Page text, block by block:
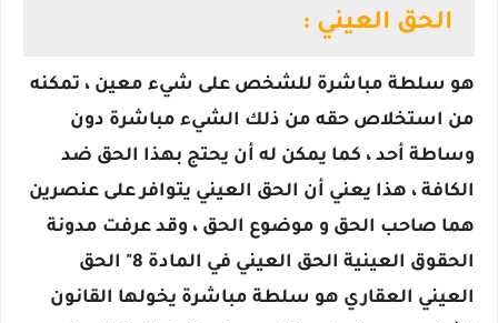
الحق العيني :
هو سلطة مباشرة للشخص على شيء معين ، تمكنه
من استخلاص حقه من ذلك الشيء مباشرة دون
وساطة أحد ، كما يمكن له أن يحتج بهذا الحق ضد
الكافة ، هذا يعني أن الحق العيني يتوافر على عنصرين
هما صاحب الحق و موضوع الحق ، وقد عرفت مدونة
الحقوق العينية الحق العيني في المادة 8" الحق
العيني العقاري هو سلطة مباشرة يخولها القانون